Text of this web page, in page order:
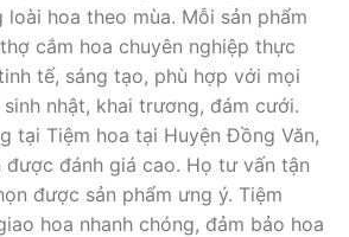
loài hoa theo mùa. Mỗi sản phẩm
cắm hoa chuyên nghiệp thực
tế, sáng tạo, phù hợp với mọi
nhật, khai trương, đám cưới.
tại Tiệm hoa tại Huyện Đồng Văn,
được đánh giá cao. Họ tư vấn tận
được sản phẩm ưng ý. Tiệm
hoa nhanh chóng, đảm bảo hoa